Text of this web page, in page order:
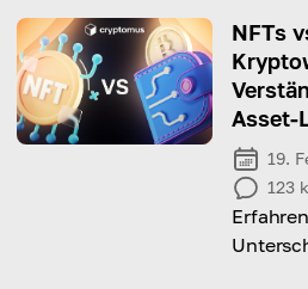
Bitcoin.
die
NFTs
Asset-
19.
123